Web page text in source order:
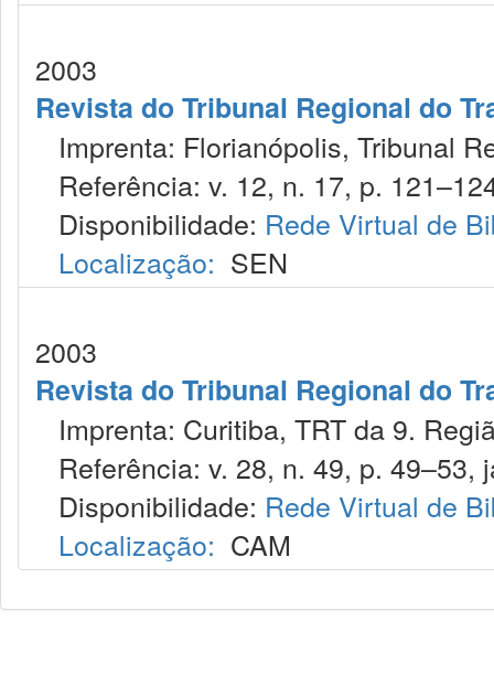
2003
Revista do Tribunal Regional do
Imprenta: Florianópolis, Tribunal
Referência: v. 12, n. 17, p.
Disponibilidade: Rede Virtual de
Localização: SEN
2003
Revista do Tribunal Regional do
Imprenta: Curitiba, TRT da 9.
Referência: v. 28, n. 49, p. 49–53,
Disponibilidade: Rede Virtual de
Localização: CAM